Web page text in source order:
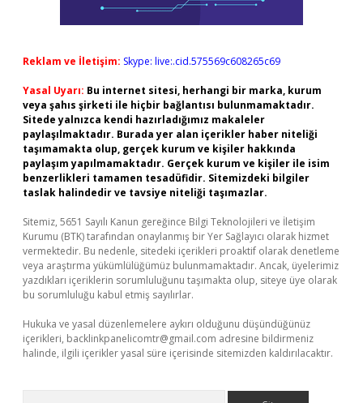
Reklam ve İletişim: Skype: live:.cid.575569c608265c69
Yasal Uyarı: Bu internet sitesi, herhangi bir marka, kurum
veya şahıs şirketi ile hiçbir bağlantısı bulunmamaktadır.
Sitede yalnızca kendi hazırladığımız makaleler
paylaşılmaktadır. Burada yer alan içerikler haber niteliği
taşımamakta olup, gerçek kurum ve kişiler hakkında
paylaşım yapılmamaktadır. Gerçek kurum ve kişiler ile isim
benzerlikleri tamamen tesadüfidir. Sitemizdeki bilgiler
taslak halindedir ve tavsiye niteliği taşımazlar.
Sitemiz, 5651 Sayılı Kanun gereğince Bilgi Teknolojileri ve İletişim
Kurumu (BTK) tarafından onaylanmış bir Yer Sağlayıcı olarak hizmet
vermektedir. Bu nedenle, sitedeki içerikleri proaktif olarak denetleme
veya araştırma yükümlülüğümüz bulunmamaktadır. Ancak, üyelerimiz
yazdıkları içeriklerin sorumluluğunu taşımakta olup, siteye üye olarak
bu sorumluluğu kabul etmiş sayılırlar.
Hukuka ve yasal düzenlemelere aykırı olduğunu düşündüğünüz
içerikleri, backlinkpanelicomtr@gmail.com adresine bildirmeniz
halinde, ilgili içerikler yasal süre içerisinde sitemizden kaldırılacaktır.